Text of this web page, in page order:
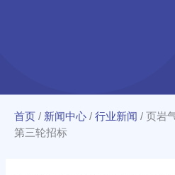
首页 / 新闻中心 / 行业新闻 / 页岩
第三轮招标